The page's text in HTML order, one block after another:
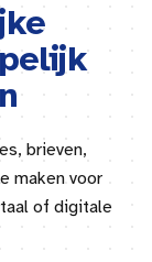
brieven,
maken voor
of digitale